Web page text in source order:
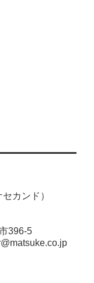
カンド）
396-5